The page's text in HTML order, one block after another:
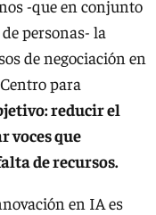
-que en conjunto
personas- la
de negociación en
para
reducir el
voces que
de recursos.
en IA es